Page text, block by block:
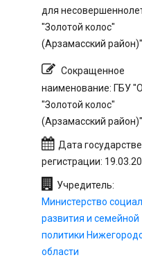
для
"Золотой колос"
(Арзамасский район)"
Сокращенное
наименование: ГБУ
"Золотой колос"
(Арзамасский район)"
Дата
регистрации:
Учредитель:
Министерство
развития и семейной
политики
области